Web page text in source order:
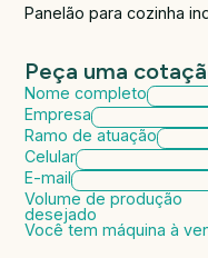
Panelão para cozinha
Peça uma
Nome completo
Empresa
Ramo de atuação
Celular
E-mail
Volume de produção
desejado
Você tem máquina à